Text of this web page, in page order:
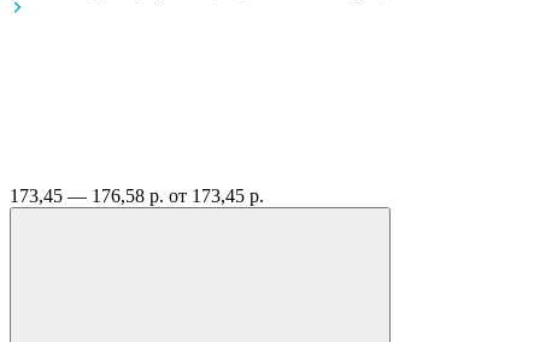
173,45 — 176,58 р. от 173,45 р.